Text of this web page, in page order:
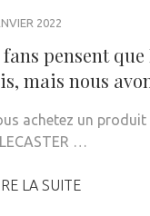
2022
fans pensent
mais nous
achetez un
…
LA SUITE